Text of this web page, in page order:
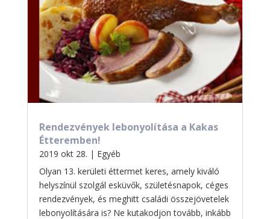
Rendezvények lebonyolítása a Kakas
Étteremben!
2019 okt 28. | Egyéb
Olyan 13. kerületi éttermet keres, amely kiváló
helyszínül szolgál esküvők, születésnapok, céges
rendezvények, és meghitt családi összejövetelek
lebonyolítására is? Ne kutakodjon tovább, inkább